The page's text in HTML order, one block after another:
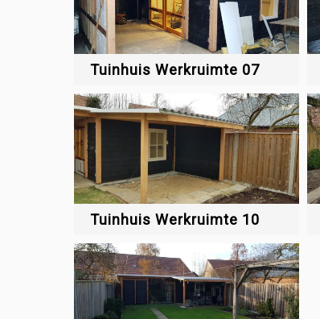
Tuinhuis Werkruimte 07
Tuinhuis Werkruimte 10